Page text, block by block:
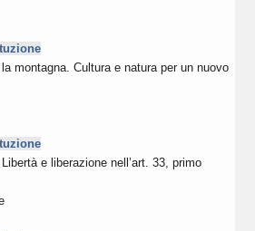
montagna. Cultura e natura per un nuovo
e liberazione nell’art. 33, primo